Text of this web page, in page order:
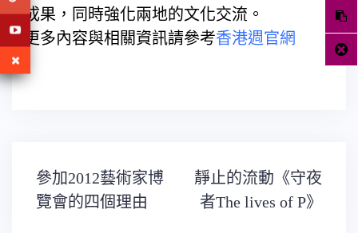
成果，同時強化兩地的文化交流。
更多內容與相關資訊請參考香港週官網
文
章
導
參加2012藝術家博
覽會的四個理由
靜止的流動《守夜
者The lives of P》